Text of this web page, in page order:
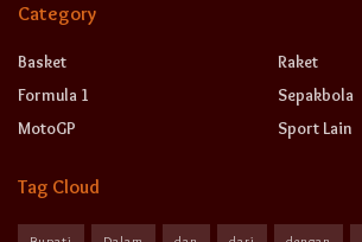
Category
Basket
Formula 1
MotoGP
Raket
Sepakbola
Sport Lain
Tag Cloud